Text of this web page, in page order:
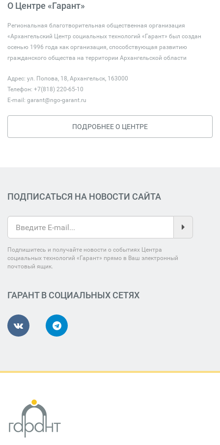
О Центре «Гарант»
Региональная благотворительная общественная организация
«Архангельский Центр социальных технологий «Гарант» был создан
осенью 1996 года как организация, способствующая развитию
гражданского общества на территории Архангельской области
Адрес: ул. Попова, 18, Архангельск, 163000
Телефон: +7(818) 220-65-10
E-mail: garant@ngo-garant.ru
ПОДРОБНЕЕ О ЦЕНТРЕ
ПОДПИСАТЬСЯ НА НОВОСТИ САЙТА
Подпишитесь и получайте новости о событиях Центра
социальных технологий «Гарант» прямо в Ваш электронный
почтовый ящик.
ГАРАНТ В СОЦИАЛЬНЫХ СЕТЯХ